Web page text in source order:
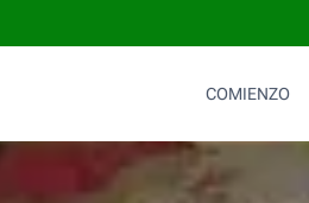
COMIENZO